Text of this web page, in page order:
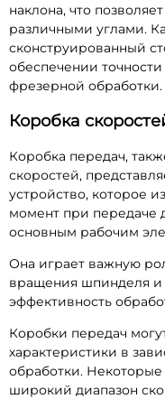
наклона, что
различными углами.
сконструированный
обеспечении
фрезерной обработки.
Коробка
Коробка передач,
скоростей,
устройство, которое
момент при передаче
основным рабочим
Она играет важную
вращения шпинделя и
эффективность
Коробки передач
характеристики в
обработки.
широкий диапазон